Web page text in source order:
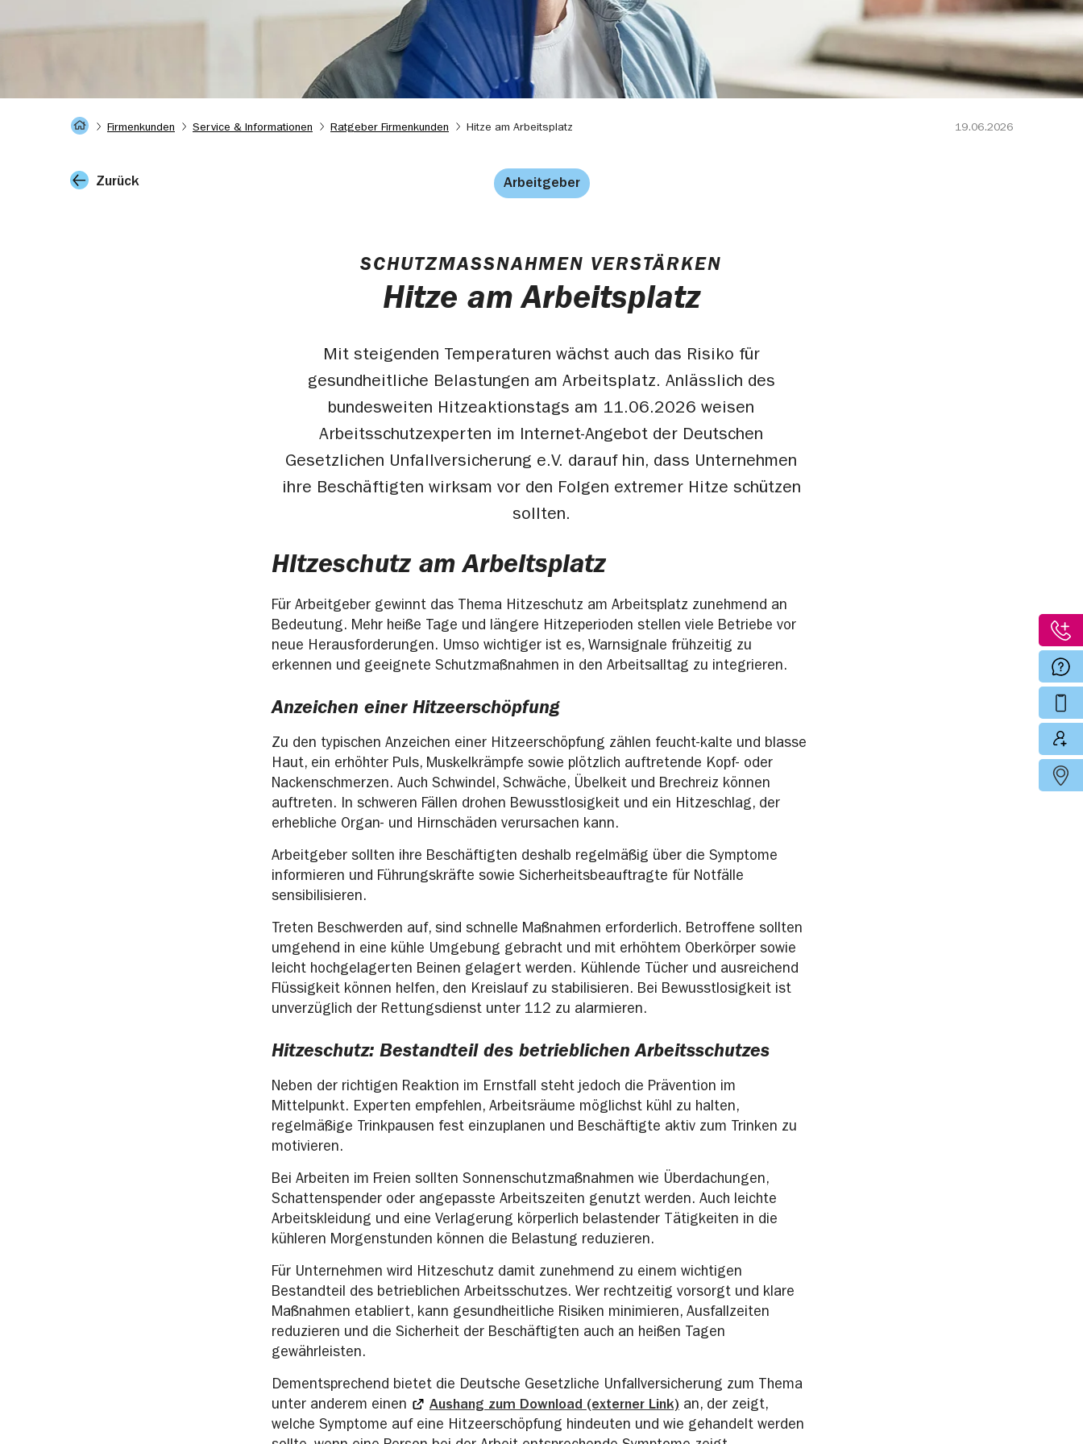
Startseite
Firmenkunden
Service & Informationen Ratgeber Firmenkunden Hitze am Arbeitsplatz 19.06.2026
Zurück Arbeitgeber
SCHUTZMASSNAHMEN VERSTÄRKEN
Hitze am Arbeitsplatz
Mit steigenden Temperaturen wächst auch das Risiko für
gesundheitliche Belastungen am Arbeitsplatz. Anlässlich des
bundesweiten Hitzeaktionstags am 11.06.2026 weisen
Arbeitsschutzexperten im Internet-Angebot der Deutschen
Gesetzlichen Unfallversicherung e.V. darauf hin, dass Unternehmen
ihre Beschäftigten wirksam vor den Folgen extremer Hitze schützen
sollten.
Hitzeschutz am Arbeitsplatz
Für Arbeitgeber gewinnt das Thema Hitzeschutz am Arbeitsplatz zunehmend an
Bedeutung. Mehr heiße Tage und längere Hitzeperioden stellen viele Betriebe vor
neue Herausforderungen. Umso wichtiger ist es, Warnsignale frühzeitig zu
erkennen und geeignete Schutzmaßnahmen in den Arbeitsalltag zu integrieren.
Anzeichen einer Hitzeerschöpfung
Zu den typischen Anzeichen einer Hitzeerschöpfung zählen feucht-kalte und blasse
Haut, ein erhöhter Puls, Muskelkrämpfe sowie plötzlich auftretende Kopf- oder
Nackenschmerzen. Auch Schwindel, Schwäche, Übelkeit und Brechreiz können
auftreten. In schweren Fällen drohen Bewusstlosigkeit und ein Hitzeschlag, der
erhebliche Organ- und Hirnschäden verursachen kann.
Arbeitgeber sollten ihre Beschäftigten deshalb regelmäßig über die Symptome
informieren und Führungskräfte sowie Sicherheitsbeauftragte für Notfälle
sensibilisieren.
Treten Beschwerden auf, sind schnelle Maßnahmen erforderlich. Betroffene sollten
umgehend in eine kühle Umgebung gebracht und mit erhöhtem Oberkörper sowie
leicht hochgelagerten Beinen gelagert werden. Kühlende Tücher und ausreichend
Flüssigkeit können helfen, den Kreislauf zu stabilisieren. Bei Bewusstlosigkeit ist
unverzüglich der Rettungsdienst unter 112 zu alarmieren.
Hitzeschutz: Bestandteil des betrieblichen Arbeitsschutzes
Neben der richtigen Reaktion im Ernstfall steht jedoch die Prävention im
Mittelpunkt. Experten empfehlen, Arbeitsräume möglichst kühl zu halten,
regelmäßige Trinkpausen fest einzuplanen und Beschäftigte aktiv zum Trinken zu
motivieren.
Bei Arbeiten im Freien sollten Sonnenschutzmaßnahmen wie Überdachungen,
Schattenspender oder angepasste Arbeitszeiten genutzt werden. Auch leichte
Arbeitskleidung und eine Verlagerung körperlich belastender Tätigkeiten in die
kühleren Morgenstunden können die Belastung reduzieren.
Für Unternehmen wird Hitzeschutz damit zunehmend zu einem wichtigen
Bestandteil des betrieblichen Arbeitsschutzes. Wer rechtzeitig vorsorgt und klare
Maßnahmen etabliert, kann gesundheitliche Risiken minimieren, Ausfallzeiten
reduzieren und die Sicherheit der Beschäftigten auch an heißen Tagen
gewährleisten.
Dementsprechend bietet die Deutsche Gesetzliche Unfallversicherung zum Thema
unter anderem einen
Aushang zum Download (externer Link) an, der zeigt,
welche Symptome auf eine Hitzeerschöpfung hindeuten und wie gehandelt werden